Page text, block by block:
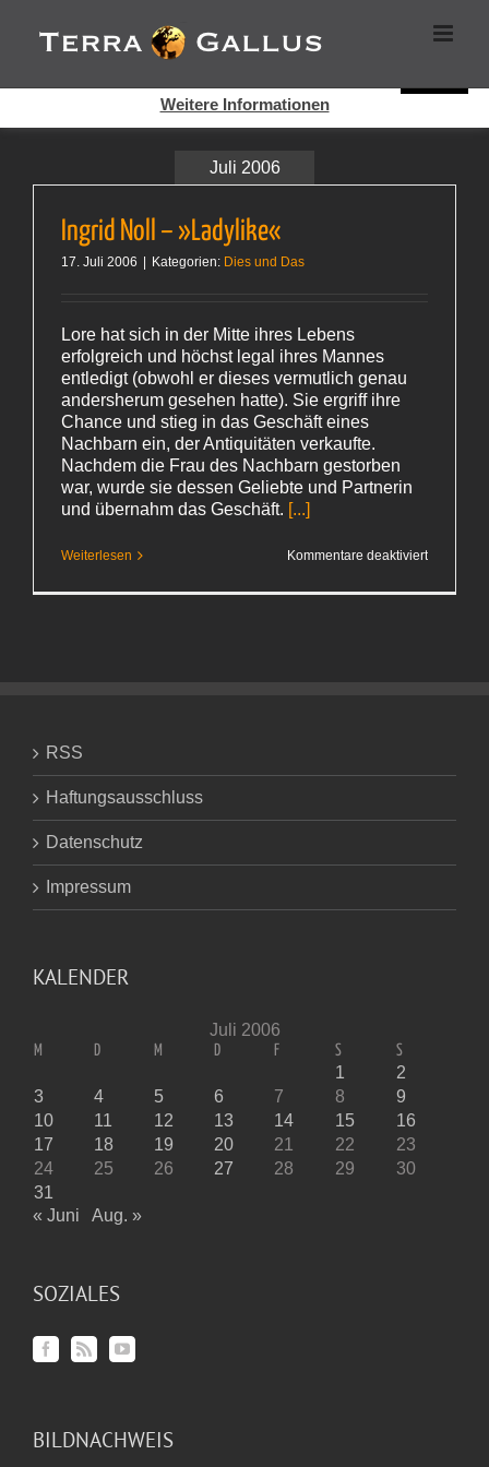
Inhalt
springen
Juli 2006
Ingrid Noll – »Ladylike«
17. Juli 2006 Kategorien: Dies und Das
Lore hat sich in der Mitte ihres Lebens
erfolgreich und höchst legal ihres Mannes
entledigt (obwohl er dieses vermutlich genau
andersherum gesehen hatte). Sie ergriff ihre
Chance und stieg in das Geschäft eines
Nachbarn ein, der Antiquitäten verkaufte.
Nachdem die Frau des Nachbarn gestorben
war, wurde sie dessen Geliebte und Partnerin
und übernahm das Geschäft. [...]
Weiterlesen Kommentare deaktiviertfür
RSS
Haftungsausschluss
Datenschutz
Impressum
KALENDER
Juli 2006
M D M D F S S
1
2
3
4 5 6 7 8
9
10
11 12 13 14 15
16
17
18 19 20 21 22
23
24
25 26 27 28 29
30
31
« Juni
Aug. »
SOZIALES
BILDNACHWEIS
Cookies helfen auf auf dieser Seite bei der Bereitstellung der
Dienste. Durch die Nutzung dieser Webseite erklären Sie sich
Weitere Informationen